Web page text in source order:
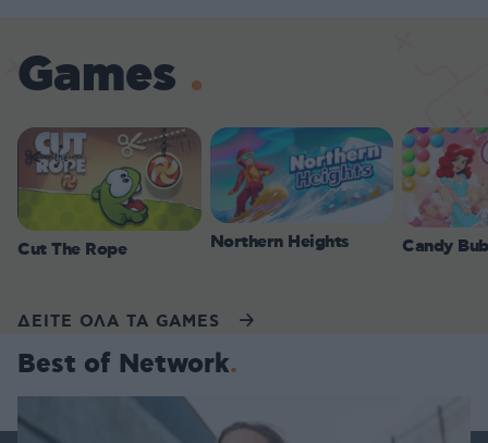
Games
Cut The Rope Northern Heights Candy
ΔΕΙΤΕ ΟΛΑ ΤΑ GAMES
Best of Network